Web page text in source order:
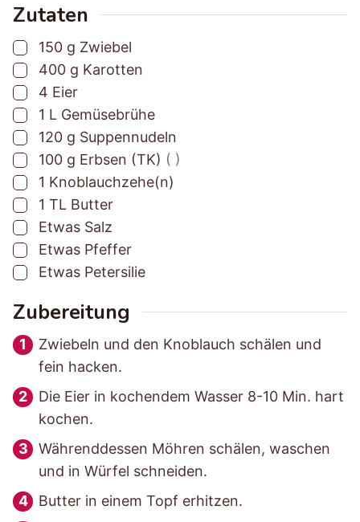
u
n
g
s
z
e
i
t
u
n
g
s
z
e
i
t
e
i
t
Zutaten
▢
150 g Zwiebel
▢
400 g Karotten
▢
4 Eier
▢
1 L Gemüsebrühe
▢
120 g Suppennudeln
▢
100 g Erbsen (TK) ( )
▢
1 Knoblauchzehe(n)
▢
1 TL Butter
▢
Etwas Salz
▢
Etwas Pfeffer
▢
Etwas Petersilie
Zubereitung
Zwiebeln und den Knoblauch schälen und
fein hacken.
Die Eier in kochendem Wasser 8-10 Min. hart
kochen.
Währenddessen Möhren schälen, waschen
und in Würfel schneiden.
Butter in einem Topf erhitzen.